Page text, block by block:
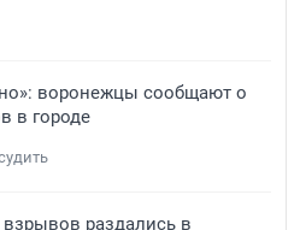
воронежцы сообщают о
в городе
взрывов раздались в